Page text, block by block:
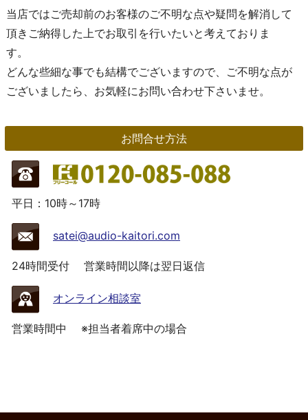
当店ではご売却前のお客様のご不明な点や疑問を解消して
頂きご納得した上でお取引を行いたいと考えておりま
す。
どんな些細な事でも結構でございますので、ご不明な点が
ございましたら、お気軽にお問い合わせ下さいませ。
お問合せ方法
平日：10時～17時
satei@audio-kaitori.com
24時間受付 営業時間以降は翌日返信
オンライン相談室
営業時間中 ※担当者着席中の場合